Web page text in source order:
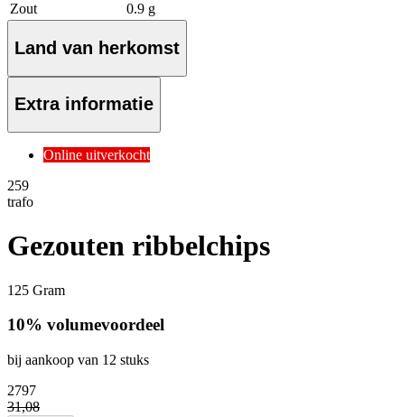
Zout
0.9 g
Land van herkomst
Extra informatie
Online uitverkocht
259
trafo
Gezouten ribbelchips
125 Gram
10% volumevoordeel
bij aankoop van 12 stuks
2797
31,08